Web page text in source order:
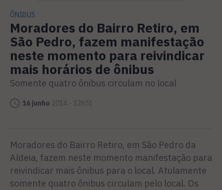
ÔNIBUS
Moradores do Bairro Retiro, em
São Pedro, fazem manifestação
neste momento para reivindicar
mais horários de ônibus
Somente quatro ônibus circulam no local
16 junho 2014 - 12h51
Moradores do Bairro Retiro, em São Pedro da
Aldeia, fazem neste momento manifestação para
reivindicar mais ônibus para o local. Atulamente
somente quatro ônibus circulam pelo local. Os